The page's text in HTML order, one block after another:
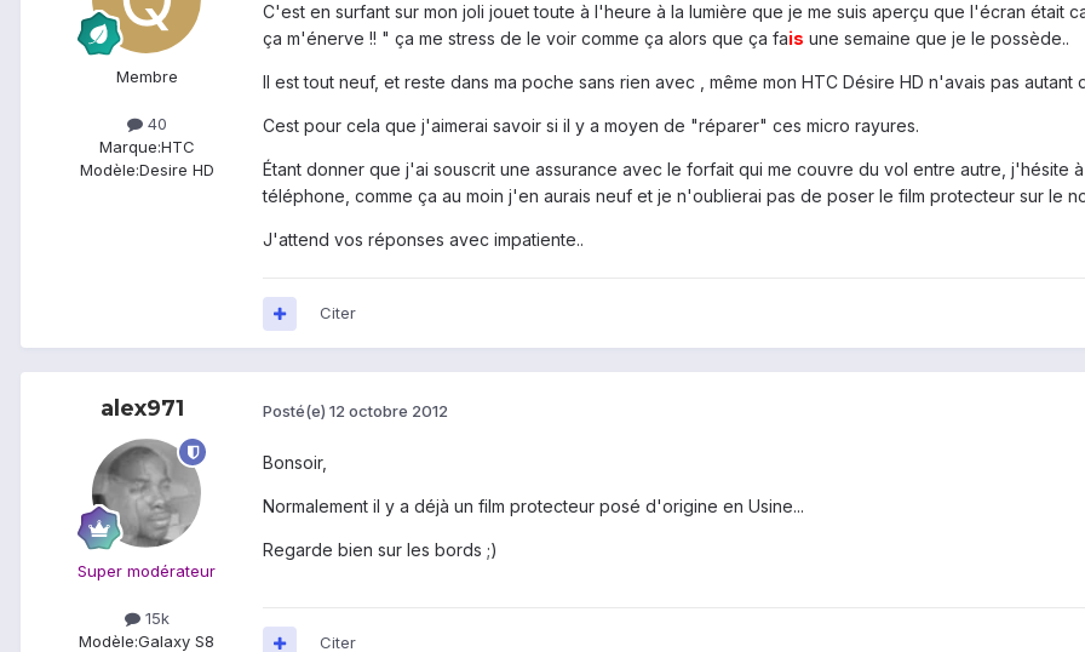
Membre
40
Marque:HTC
Modèle:Desire HD
C'est en surfant sur mon joli jouet toute à l'heure à la lumière que je me suis aperçu que l'écran était
ça m'énerve !! " ça me stress de le voir comme ça alors que ça fais une semaine que je le possède..
Il est tout neuf, et reste dans ma poche sans rien avec , même mon HTC Désire HD n'avais pas
Cest pour cela que j'aimerai savoir si il y a moyen de "réparer" ces micro rayures.
Étant donner que j'ai souscrit une assurance avec le forfait qui me couvre du vol entre autre, j'hésite
téléphone, comme ça au moin j'en aurais neuf et je n'oublierai pas de poser le film protecteur sur le
J'attend vos réponses avec impatiente..
Citer
alex971
Super modérateur
15k
Modèle:Galaxy S8
Posté(e) 12 octobre 2012
Bonsoir,
Normalement il y a déjà un film protecteur posé d'origine en Usine...
Regarde bien sur les bords ;)
Citer